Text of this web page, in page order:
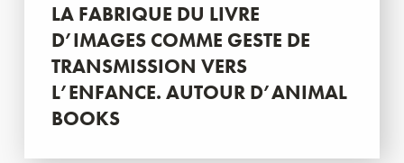
LA FABRIQUE DU LIVRE
D’IMAGES COMME GESTE DE
TRANSMISSION VERS
L’ENFANCE. AUTOUR D’ANIMAL
BOOKS